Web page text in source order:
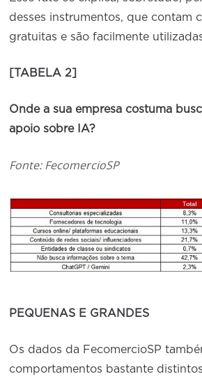
desses instrumentos, que contam
gratuitas e são facilmente
[TABELA 2]
Onde a sua empresa costuma
apoio sobre IA?
Fonte: FecomercioSP
PEQUENAS E GRANDES
Os dados da FecomercioSP
comportamentos bastante